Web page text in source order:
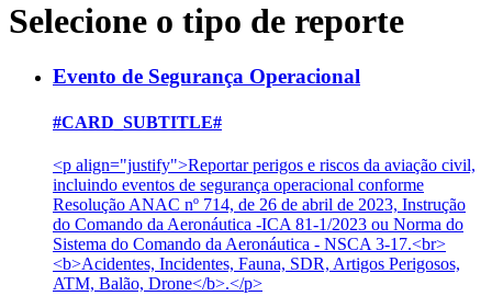
Selecione o tipo de reporte
Evento de Segurança Operacional
#CARD_SUBTITLE#
<p align="justify">Reportar perigos e riscos da aviação civil,
incluindo eventos de segurança operacional conforme
Resolução ANAC nº 714, de 26 de abril de 2023, Instrução
do Comando da Aeronáutica -ICA 81-1/2023 ou Norma do
Sistema do Comando da Aeronáutica - NSCA 3-17.<br>
<b>Acidentes, Incidentes, Fauna, SDR, Artigos Perigosos,
ATM, Balão, Drone</b>.</p>